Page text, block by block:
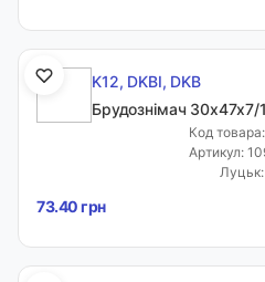
K12, DKBI, DKB
Брудознімач 30х47х7/
Код
Артикул:
73.40 грн